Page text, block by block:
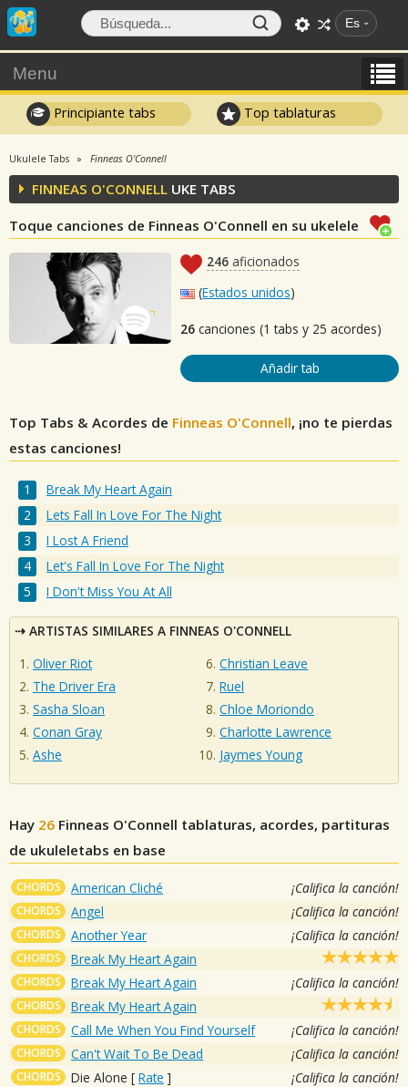
Es
Menu
Principiante tabs Top tablaturas
Ukulele Tabs Finneas O'Connell
FINNEAS O'CONNELL UKE TABS
Toque canciones de Finneas O'Connell en su ukelele
246 aficionados
(Estados unidos)
26 canciones (1 tabs y 25 acordes)
Añadir tab
Top Tabs & Acordes de Finneas O'Connell, ¡no te pierdas
estas canciones!
Break My Heart Again
Lets Fall In Love For The Night
I Lost A Friend
Let's Fall In Love For The Night
I Don't Miss You At All
ARTISTAS SIMILARES A FINNEAS O'CONNELL
Oliver Riot
The Driver Era
Sasha Sloan
Conan Gray
Ashe
Christian Leave
Ruel
Chloe Moriondo
Charlotte Lawrence
Jaymes Young
Hay 26 Finneas O'Connell tablaturas, acordes, partituras
de ukuleletabs en base
CHORDS American Cliché ¡Califica la canción!
CHORDS Angel ¡Califica la canción!
CHORDS Another Year ¡Califica la canción!
CHORDS Break My Heart Again
CHORDS Break My Heart Again ¡Califica la canción!
CHORDS Break My Heart Again
CHORDS Call Me When You Find Yourself ¡Califica la canción!
CHORDS Can't Wait To Be Dead ¡Califica la canción!
CHORDS Die Alone [ Rate ] ¡Califica la canción!